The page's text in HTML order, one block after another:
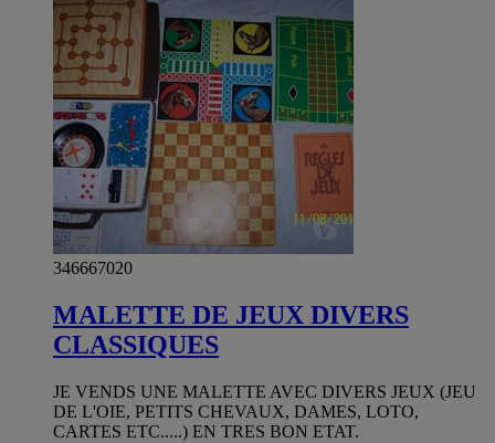
346667020
MALETTE DE JEUX DIVERS
CLASSIQUES
JE VENDS UNE MALETTE AVEC DIVERS JEUX (JEU
DE L'OIE, PETITS CHEVAUX, DAMES, LOTO,
CARTES ETC.....) EN TRES BON ETAT.